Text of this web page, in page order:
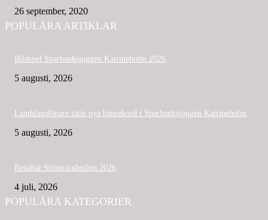
26 september, 2020
POPULÄRA ARTIKLAR
Bildspel Sparbanksjoggen Katrineholm 2026
5 augusti, 2026
Landslagslöpare satte nya banrekord i Sparbanksjoggen Katrineholm
5 augusti, 2026
Resultat Strömstadmilen 2026
4 juli, 2026
POPULÄRA KATEGORIER